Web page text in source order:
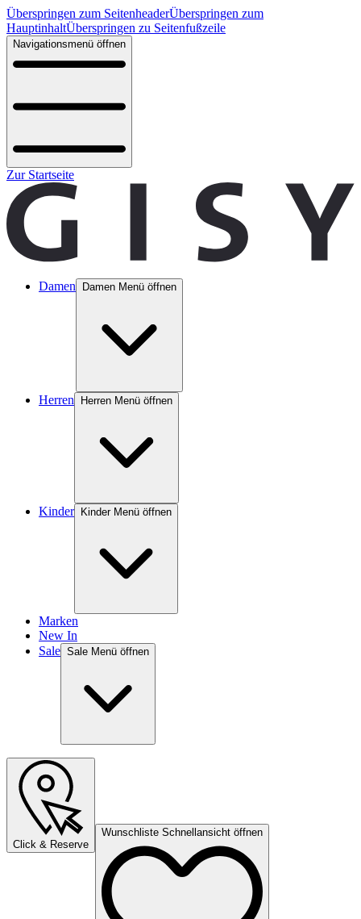
Überspringen zum SeitenheaderÜberspringen zum
HauptinhaltÜberspringen zu Seitenfußzeile
Navigationsmenü öffnen
Zur Startseite
Damen Damen Menü öffnen
Herren Herren Menü öffnen
Kinder Kinder Menü öffnen
Marken
New In
Sale Sale Menü öffnen
Click & Reserve
Wunschliste Schnellansicht öffnen